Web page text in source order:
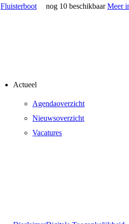
Fluisterboot nog 10 beschikbaar Meer
Actueel
Agendaoverzicht
Nieuwsoverzicht
Vacatures